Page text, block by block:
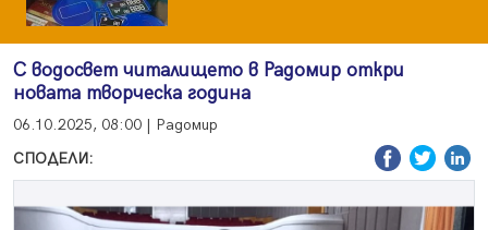
С водосвет читалището в Радомир откри
новата творческа година
06.10.2025, 08:00 | Радомир
СПОДЕЛИ: